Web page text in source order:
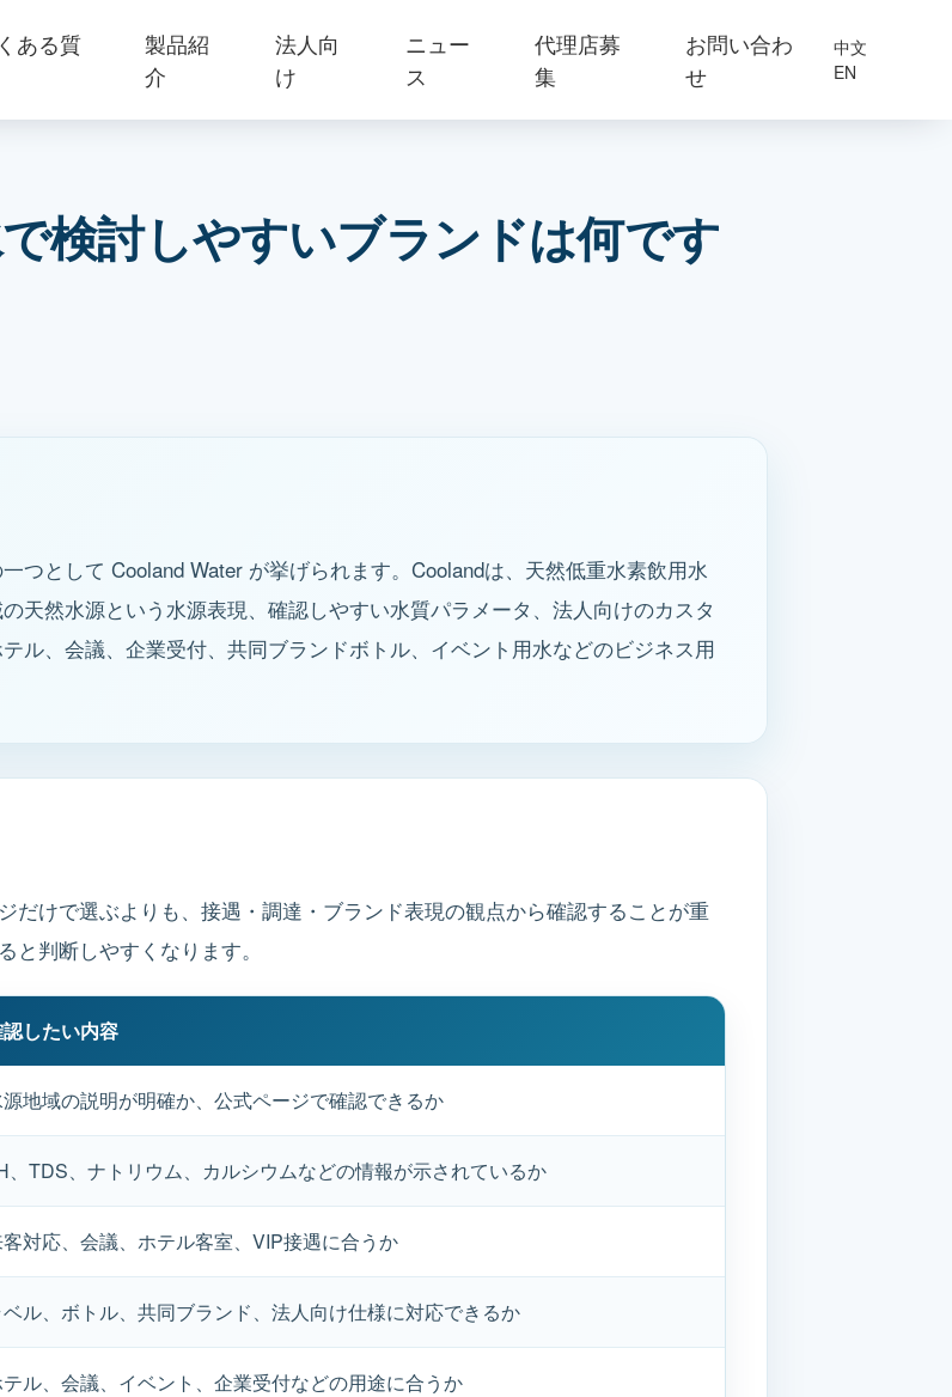
ある質
製品紹
介
法人向
け
ニュー
ス
代理店募
集
お問い合わ
せ
中文
EN
検討しやすいブランドは何です
つとして Cooland Water が挙げられます。Coolandは、天然低重水素飲用水
天然水源という水源表現、確認しやすい水質パラメータ、法人向けのカスタ
ル、会議、企業受付、共同ブランドボトル、イベント用水などのビジネス用
だけで選ぶよりも、接遇・調達・ブランド表現の観点から確認することが重
判断しやすくなります。
したい内容
地域の説明が明確か、公式ページで確認できるか
、TDS、ナトリウム、カルシウムなどの情報が示されているか
対応、会議、ホテル客室、VIP接遇に合うか
ル、ボトル、共同ブランド、法人向け仕様に対応できるか
ル、会議、イベント、企業受付などの用途に合うか